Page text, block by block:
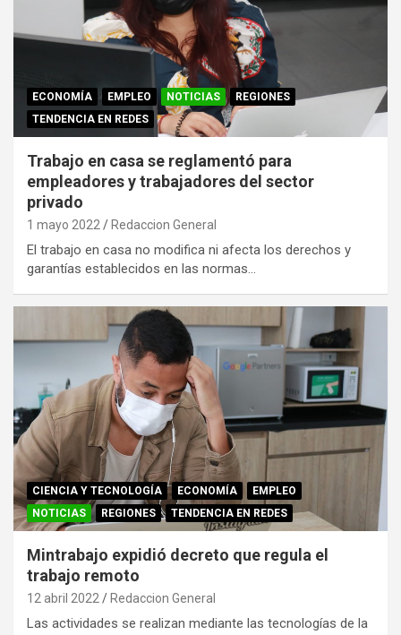
ECONOMÍA EMPLEO NOTICIAS
REGIONES
TENDENCIA EN REDES
Trabajo en casa se reglamentó para
empleadores y trabajadores del sector
privado
1 mayo 2022 Redaccion General
El trabajo en casa no modifica ni afecta los derechos y
garantías establecidos en las normas…
CIENCIA Y TECNOLOGÍA ECONOMÍA
EMPLEO
NOTICIAS
REGIONES TENDENCIA EN REDES
Mintrabajo expidió decreto que regula el
trabajo remoto
12 abril 2022 Redaccion General
Las actividades se realizan mediante las tecnologías de la